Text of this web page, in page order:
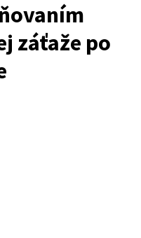
záťaže po